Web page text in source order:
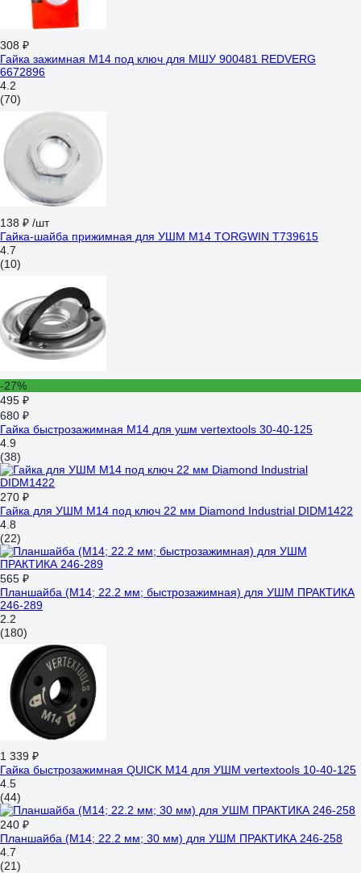
308 ₽
Гайка зажимная М14 под ключ для МШУ 900481 REDVERG
6672896
4.2
(70)
138 ₽ /шт
Гайка-шайба прижимная для УШМ М14 TORGWIN T739615
4.7
(10)
-27%
495 ₽
680 ₽
Гайка быстрозажимная M14 для ушм vertextools 30-40-125
4.9
(38)
270 ₽
Гайка для УШМ М14 под ключ 22 мм Diamond Industrial DIDM1422
4.8
(22)
565 ₽
Планшайба (М14; 22.2 мм; быстрозажимная) для УШМ ПРАКТИКА
246-289
2.2
(180)
1 339 ₽
Гайка быстрозажимная QUICK М14 для УШМ vertextools 10-40-125
4.5
(44)
240 ₽
Планшайба (М14; 22.2 мм; 30 мм) для УШМ ПРАКТИКА 246-258
4.7
(21)